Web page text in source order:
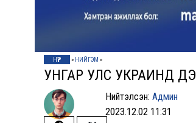
НҮҮР » НИЙГЭМ »
УНГАР УЛС УКРАИНД
Нийтэлсэн:Админ
2023.12.02 11:31